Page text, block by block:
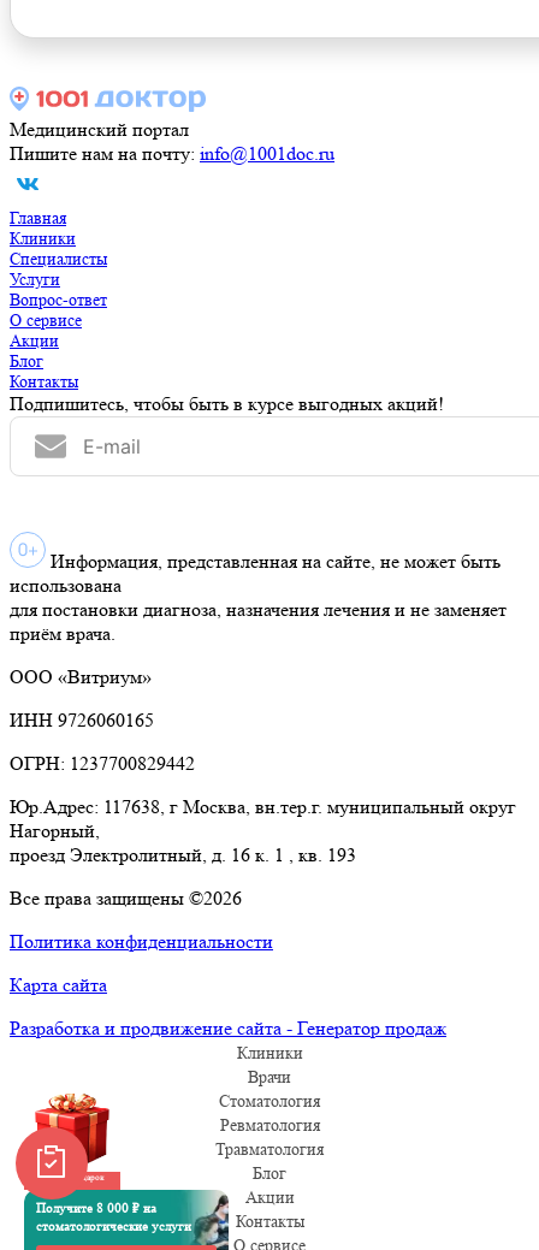
Медицинский портал
Пишите нам на почту: info@1001doc.ru
Главная
Клиники
Специалисты
Услуги
Вопрос-ответ
О сервисе
Акции
Блог
Контакты
Подпишитесь, чтобы быть в курсе выгодных акций!
Информация, представленная на сайте, не может быть
использована
для постановки диагноза, назначения лечения и не заменяет
приём врача.
ООО «Витриум»
ИНН 9726060165
ОГРН: 1237700829442
Юр.Адрес: 117638, г Москва, вн.тер.г. муниципальный округ
Нагорный,
проезд Электролитный, д. 16 к. 1 , кв. 193
Все права защищены ©2026
Политика конфиденциальности
Карта сайта
Разработка и продвижение сайта - Генератор продаж
Клиники
Врачи
Стоматология
Ревматология
Травматология
Блог
Акции
Контакты
О сервисе
Забрать подарок
Получите 8 000 ₽ на
стоматологические услуги